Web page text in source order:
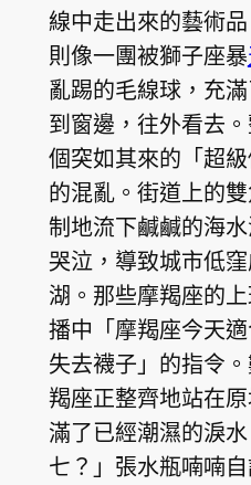
線中走出來的藝術
則像一團被獅子座暴
亂踢的毛線球，充
到窗邊，往外看去
個突如其來的「超
的混亂。街道上的
制地流下鹹鹹的海
哭泣，導致城市低
湖。那些摩羯座的
播中「摩羯座今天
失去襪子」的指令
羯座正整齊地站在
滿了已經潮濕的淚
七？」張水瓶喃喃